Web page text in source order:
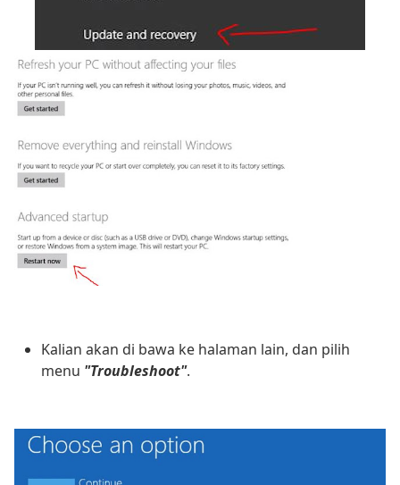
Kalian akan di bawa ke halaman lain, dan pilih
menu "Troubleshoot".